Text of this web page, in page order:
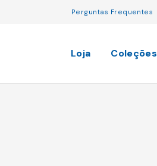
Perguntas Frequentes
Loja Coleções